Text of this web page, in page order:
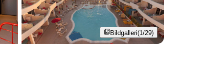
Bildgalleri(1/29)